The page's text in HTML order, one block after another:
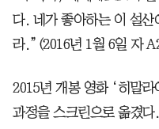
다. 네가 좋아하는 이 설산
라.”(2016년 1월 6일 자
2015년 개봉 영화 ‘히말
과정을 스크린으로 옮겼